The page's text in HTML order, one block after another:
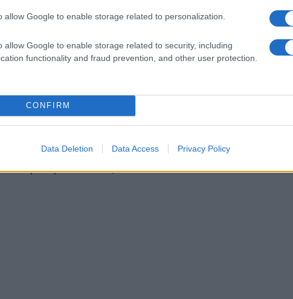
allow Google to enable storage related to personalization.
allow Google to enable storage related to security, including
functionality and fraud prevention, and other user protection.
CONFIRM
Data Deletion Data Access Privacy Policy
cura: una nuova frontiera
ingredienti è fondamentale per il successo
La collaborazione tra Jennifer Doudna,
CRISPR, e Priscilla Chan, pediatra e
è un perfetto esempio di come le
portare a risultati straordinari. Il loro obiettivo
terapia sperimentale, ma uno standard di cura